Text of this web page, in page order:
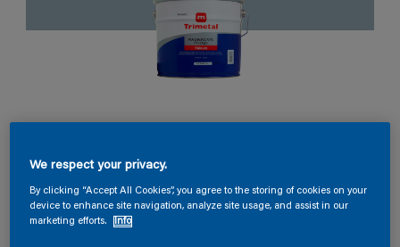
TDG3-138
We respect your privacy.
By clicking “Accept All Cookies”, you agree to the storing of cookies on your
device to enhance site navigation, analyze site usage, and assist in our
marketing efforts.
Info